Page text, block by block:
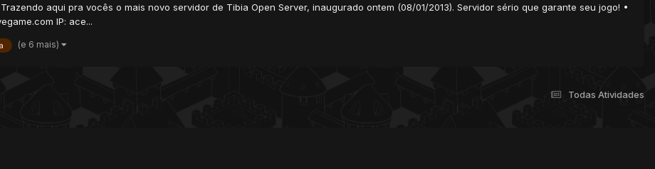
aqui pra vocês o mais novo servidor de Tibia Open Server, inaugurado ontem (08/01/2013). Servidor sério que garante seu jogo! •
IP: ace...
(e 6 mais)
Todas Atividades